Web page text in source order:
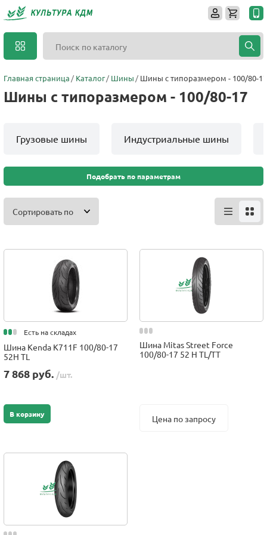
Главная страница Каталог Шины Шины с типоразмером - 100/80-17
Шины с типоразмером - 100/80-17
Грузовые шины Индустриальные шины
Подобрать по параметрам
Сортировать по
Есть на складах
Шина Kenda K711F 100/80-17
52H TL
7 868 руб. /шт.
В корзину
Шина Mitas Street Force
100/80-17 52 H TL/TT
Цена по запросу